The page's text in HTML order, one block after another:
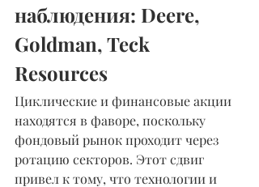
наблюдения: Deere,
Goldman, Teck
Resources
Циклические и финансовые акции
находятся в фаворе, поскольку
фондовый рынок проходит через
ротацию секторов. Этот сдвиг
привел к тому, что технологии и